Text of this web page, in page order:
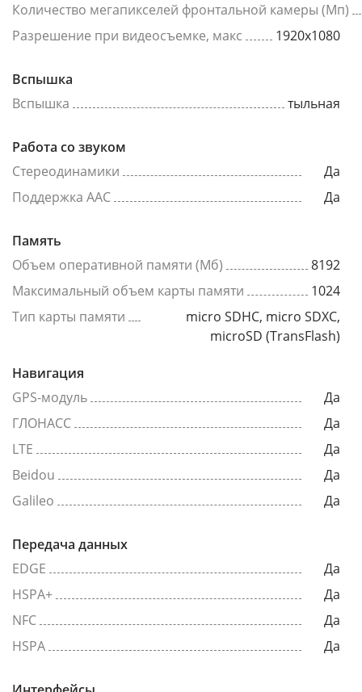
Количество мегапикселей фронтальной камеры (Мп)
Разрешение при видеосъемке, макс
1920x1080
Вспышка
Вспышка
тыльная
Работа со звуком
Стереодинамики
Да
Поддержка AAC
Да
Память
Объем оперативной памяти (Мб)
8192
Максимальный объем карты памяти
1024
Тип карты памяти
micro SDHC, micro SDXC,
microSD (TransFlash)
Навигация
GPS-модуль
Да
ГЛОНАСС
Да
LTE
Да
Beidou
Да
Galileo
Да
Передача данных
EDGE
Да
HSPA+
Да
NFC
Да
HSPA
Да